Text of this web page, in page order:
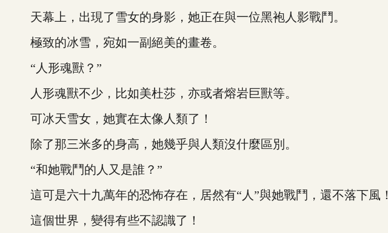
天幕上，出現了雪女的身影，她正在與一位黑袍人影戰鬥。
極致的冰雪，宛如一副絕美的畫卷。
“人形魂獸？”
人形魂獸不少，比如美杜莎，亦或者熔岩巨獸等。
可冰天雪女，她實在太像人類了！
除了那三米多的身高，她幾乎與人類沒什麼區別。
“和她戰鬥的人又是誰？”
這可是六十九萬年的恐怖存在，居然有“人”與她戰鬥，還不落下風！
這個世界，變得有些不認識了！